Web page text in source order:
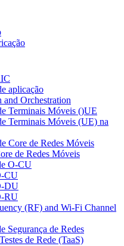
aplicação
and Orchestration
Terminais Móveis ()UE
Terminais Móveis (UE) na
Core de Redes Móveis
de Redes Móveis
O-CU
CU
DU
RU
(RF) and Wi-Fi Channel
Segurança de Redes
de Rede (TaaS)